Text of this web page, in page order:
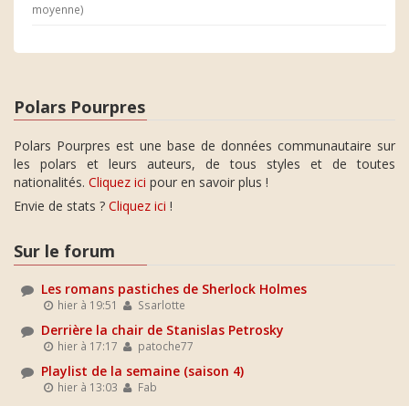
moyenne)
Polars Pourpres
Polars Pourpres est une base de données communautaire sur
les polars et leurs auteurs, de tous styles et de toutes
nationalités. Cliquez ici pour en savoir plus !
Envie de stats ? Cliquez ici !
Sur le forum
Les romans pastiches de Sherlock Holmes
hier à 19:51 Ssarlotte
Derrière la chair de Stanislas Petrosky
hier à 17:17 patoche77
Playlist de la semaine (saison 4)
hier à 13:03 Fab